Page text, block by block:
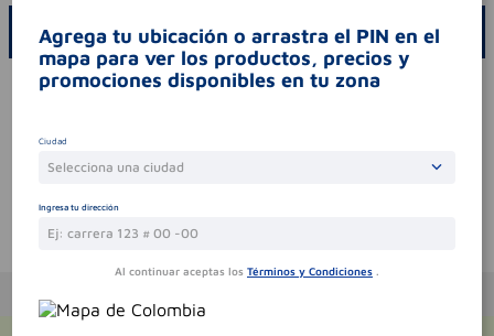
ESCRIBE UN COMENTARIO
Por favor, inicie sesión para escribir un comentario
Te puede interesar
Agrega tu ubicación o arrastra el PIN en el
mapa para ver los productos, precios y
promociones disponibles en tu zona
Ciudad
Selecciona una ciudad
Ingresa tu dirección
Al continuar aceptas los Términos y Condiciones .